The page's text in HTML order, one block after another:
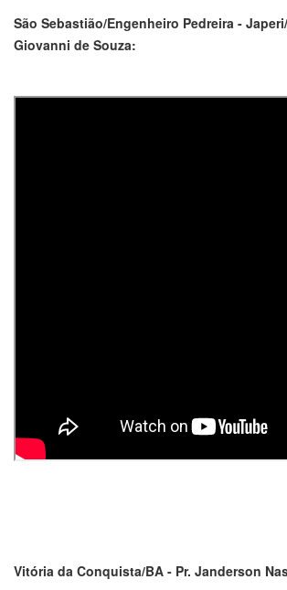
São Sebastião/Engenheiro Pedreira -
Giovanni de Souza:
Vitória da Conquista/BA - Pr. Janderson